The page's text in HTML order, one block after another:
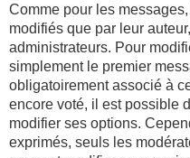
Comme pour les
modifiés que par leur
administrateurs. Pour
simplement le premier
obligatoirement associé à
encore voté, il est possible
modifier ses options.
exprimés, seuls les